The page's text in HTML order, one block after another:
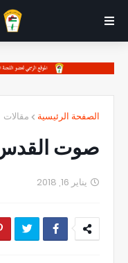
الصفحة الرئيسية مقالات
صوت
يناير 16, 2018